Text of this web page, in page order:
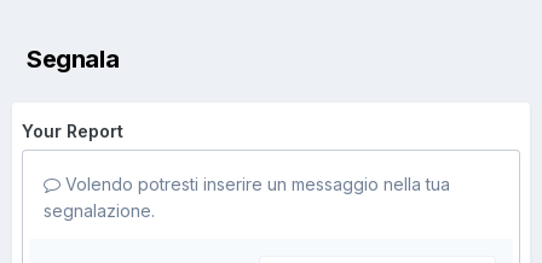
Segnala
Your Report
Volendo potresti inserire un messaggio nella tua
segnalazione.